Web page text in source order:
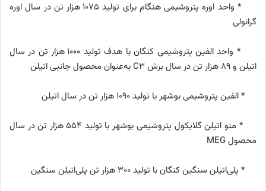
* واحد اوره پتروشیمی هنگام برای تولید ۱۰۷۵ هزار تن در سال اوره
گرانولی
* واحد الفین پتروشیمی کنگان با هدف تولید ۱۰۰۰ هزار تن در سال
اتیلن و ۸۹ هزار تن در سال برش C3 به‌عنوان محصول جانبی اتیلن
* الفین پتروشیمی بوشهر با تولید ۱۰۹۰ هزار تن در سال اتیلن
* منو اتیلن گلایکول پتروشیمی بوشهر با تولید ۵۵۴ هزار تن در سال
محصول MEG
* پلی‌اتیلن سنگین کنگان با تولید ۳۰۰ هزار تن پلی‌اتیلن سنگین